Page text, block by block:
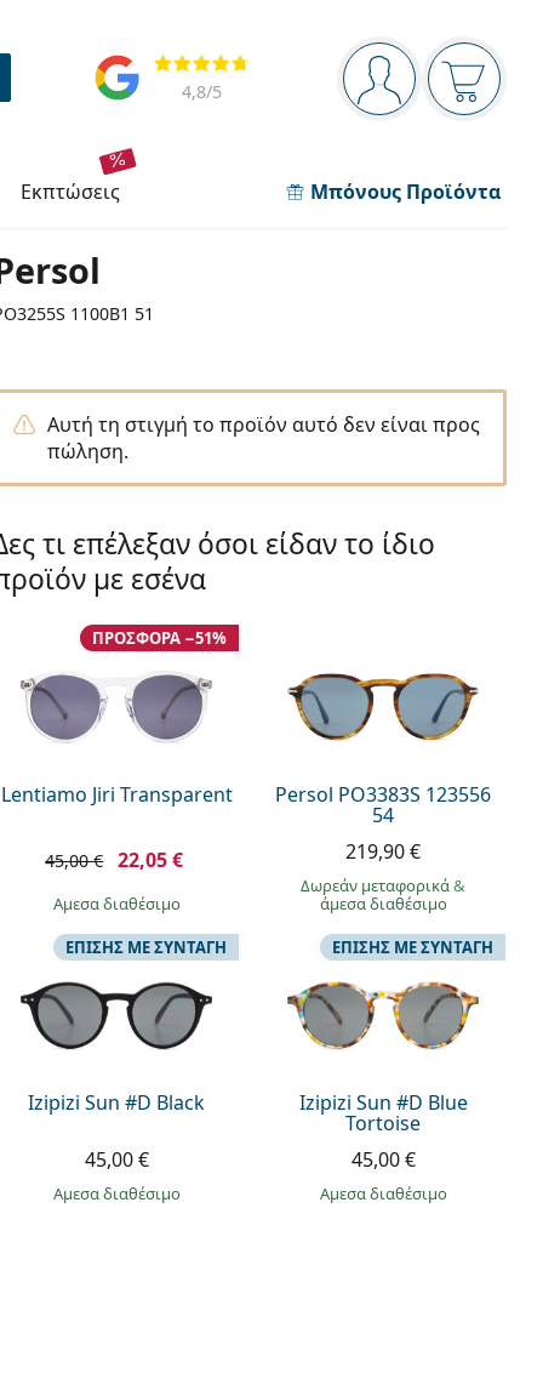
Πίνακας πλοήγησης
Είστε
Το
Αξιολογήσεις
4,8/5
εκπτώσεις Μπόνους Προϊόντα
1100B1 51
Αυτή τη στιγμή το προϊόν αυτό δεν είναι προς
πώληση.
τι επέλεξαν όσοι είδαν το ίδιο
με εσένα
Lentiamo Jiri Transparent
ΠΡΟΣΦΟΡΆ −51%
45,00 € 22,05 €
άμεσα διαθέσιμο
Persol PO3383S 123556
54
219,90 €
Δωρεάν μεταφορικά&
άμεσα διαθέσιμο
Izipizi Sun #D Black
ΕΠΊΣΗΣ ΜΕ ΣΥΝΤΑΓΉ
45,00 €
άμεσα διαθέσιμο
Izipizi Sun #D Blue
Tortoise
ΕΠΊΣΗΣ ΜΕ ΣΥΝΤΑΓΉ
45,00 €
άμεσα διαθέσιμο